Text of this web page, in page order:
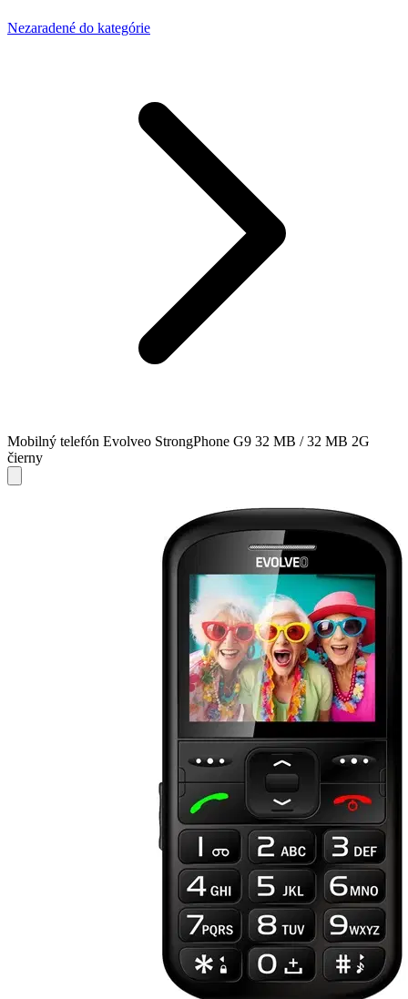
Nezaradené do kategórie
Mobilný telefón Evolveo StrongPhone G9 32 MB / 32 MB 2G
čierny